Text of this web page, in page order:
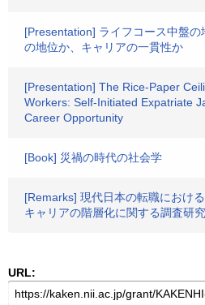
[Presentation] ライフコース中盤
の地位か、キャリアの一貫性か
[Presentation] The Rice-Paper
Workers: Self-Initiated Expatriate
Career Opportunity
[Book] 災禍の時代の社会学
[Remarks] 現代日本の転職におけ
キャリアの階層化に関する調査研究
URL: